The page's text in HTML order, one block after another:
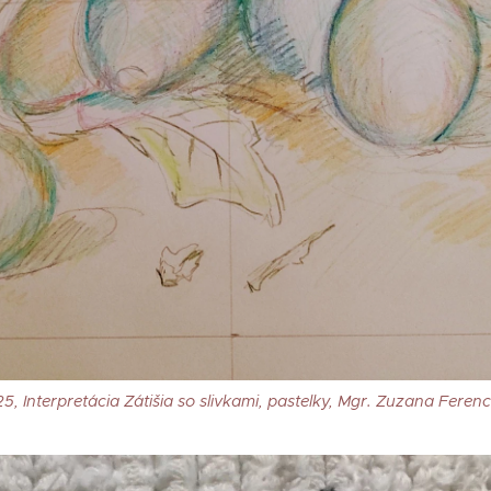
Interpretácia Zátišia so slivkami, pastelky, Mgr. Zuzana